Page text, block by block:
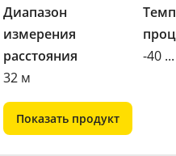
Диапазон
измерения
расстояния
32 м
-40
Показать продукт